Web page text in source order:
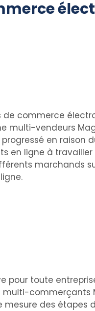
commerce
multi-vendeurs
en raison
en ligne à travailler
marchands
pour toute
multi-
mesure des étapes